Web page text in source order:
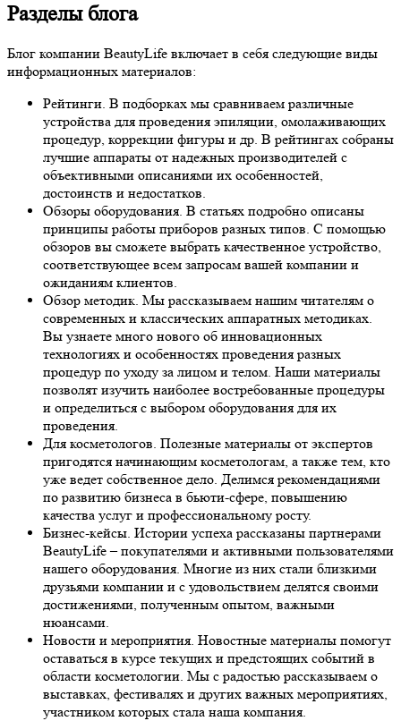
Разделы блога
Блог компании BeautyLife включает в себя следующие виды
информационных материалов:
Рейтинги. В подборках мы сравниваем различные
устройства для проведения эпиляции, омолаживающих
процедур, коррекции фигуры и др. В рейтингах собраны
лучшие аппараты от надежных производителей с
объективными описаниями их особенностей,
достоинств и недостатков.
Обзоры оборудования. В статьях подробно описаны
принципы работы приборов разных типов. С помощью
обзоров вы сможете выбрать качественное устройство,
соответствующее всем запросам вашей компании и
ожиданиям клиентов.
Обзор методик. Мы рассказываем нашим читателям о
современных и классических аппаратных методиках.
Вы узнаете много нового об инновационных
технологиях и особенностях проведения разных
процедур по уходу за лицом и телом. Наши материалы
позволят изучить наиболее востребованные процедуры
и определиться с выбором оборудования для их
проведения.
Для косметологов. Полезные материалы от экспертов
пригодятся начинающим косметологам, а также тем, кто
уже ведет собственное дело. Делимся рекомендациями
по развитию бизнеса в бьюти-сфере, повышению
качества услуг и профессиональному росту.
Бизнес-кейсы. Истории успеха рассказаны партнерами
BeautyLife – покупателями и активными пользователями
нашего оборудования. Многие из них стали близкими
друзьями компании и с удовольствием делятся своими
достижениями, полученным опытом, важными
нюансами.
Новости и мероприятия. Новостные материалы помогут
оставаться в курсе текущих и предстоящих событий в
области косметологии. Мы с радостью рассказываем о
выставках, фестивалях и других важных мероприятиях,
участником которых стала наша компания.